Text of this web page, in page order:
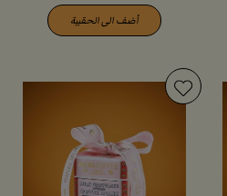
أضف الى الحقيبة